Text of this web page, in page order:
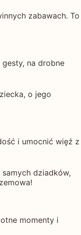
zabawach. To
na drobne
o jego
i umocnić więź z
dziadków,
momenty i